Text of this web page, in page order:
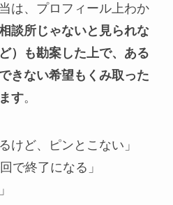
は、プロフィール上わか
談所じゃないと見られな
）も勘案した上で、ある
きない希望もくみ取った
す。
けど、ピンとこない」
で終了になる」